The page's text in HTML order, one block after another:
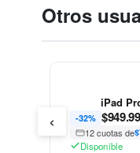
Otros
iPad
-32% $
12 cuotas de
Disponible
‹